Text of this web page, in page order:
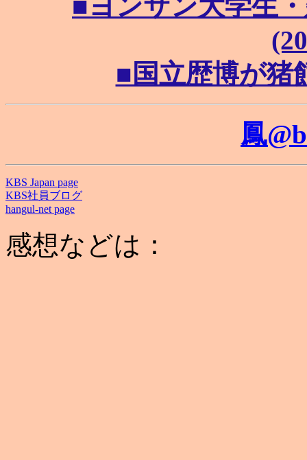
■国立歴博が猪
鳳
KBS Japan page
KBS社員ブログ
hangul-net page
感想などは：